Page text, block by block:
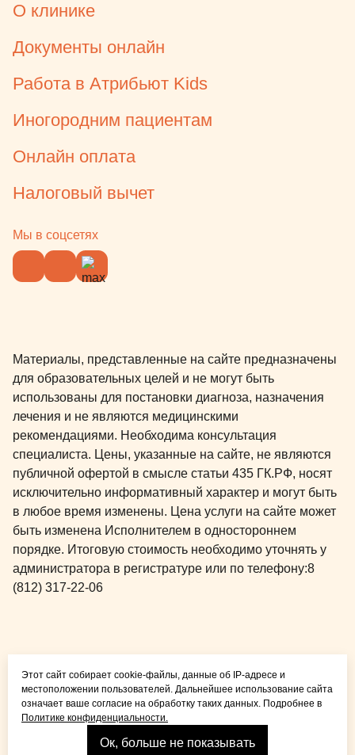
О клинике
Документы онлайн
Работа в Атрибьют Kids
Иногородним пациентам
Онлайн оплата
Налоговый вычет
Мы в соцсетях
Материалы, представленные на сайте предназначены
для образовательных целей и не могут быть
использованы для постановки диагноза, назначения
лечения и не являются медицинскими
рекомендациями. Необходима консультация
специалиста. Цены, указанные на сайте, не являются
публичной офертой в смысле статьи 435 ГК.РФ, носят
исключительно информативный характер и могут быть
в любое время изменены. Цена услуги на сайте может
быть изменена Исполнителем в одностороннем
порядке. Итоговую стоимость необходимо уточнять у
администратора в регистратуре или по телефону:8
(812) 317-22-06
детей и взрослых
Взрослая стоматология
Этот сайт собирает cookie-файлы, данные об IP-адресе и
местоположении пользователей. Дальнейшее использование сайта
означает ваше согласие на обработку таких данных. Подробнее в
Политике конфиденциальности.
Ок, больше не показывать